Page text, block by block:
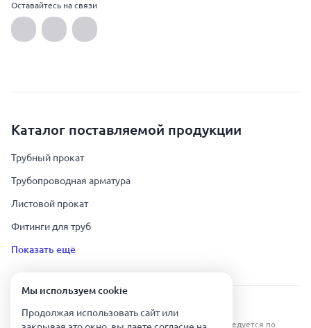
Оставайтесь на связи
Каталог поставляемой продукции
Трубный прокат
Трубопроводная арматура
Листовой прокат
Фитинги для труб
Показать ещё
Урал Тех Экспорт — Казахстан © 2019-
Все права защищены. Копирование информации преследуется по
Мы используем сookie
Продолжая использовать сайт или